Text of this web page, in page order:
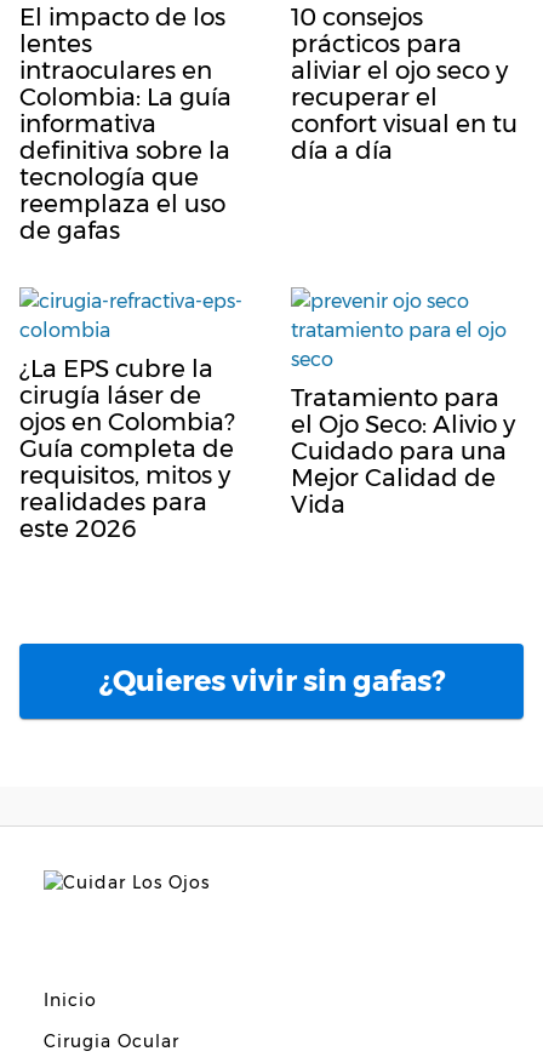
El impacto de los
lentes
intraoculares en
Colombia: La guía
informativa
definitiva sobre la
tecnología que
reemplaza el uso
de gafas
10 consejos
prácticos para
aliviar el ojo seco y
recuperar el
confort visual en tu
día a día
¿La EPS cubre la
cirugía láser de
ojos en Colombia?
Guía completa de
requisitos, mitos y
realidades para
este 2026
Tratamiento para
el Ojo Seco: Alivio y
Cuidado para una
Mejor Calidad de
Vida
¿Quieres vivir sin gafas?
Inicio
Cirugia Ocular